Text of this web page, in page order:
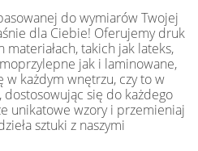
do wymiarów Twojej
dla Ciebie! Oferujemy druk
takich jak lateks,
jak i laminowane,
każdym wnętrzu, czy to w
dostosowując się do każdego
unikatowe wzory i przemieniaj
sztuki z naszymi